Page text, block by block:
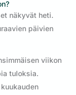
näkyvät heti.
päivien
viikon
tuloksia.